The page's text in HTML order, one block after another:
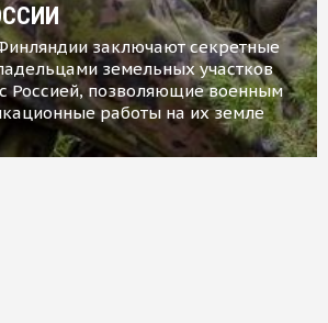
заключают секретные
земельных участков
Россией, позволяющие военным
работы на их земле